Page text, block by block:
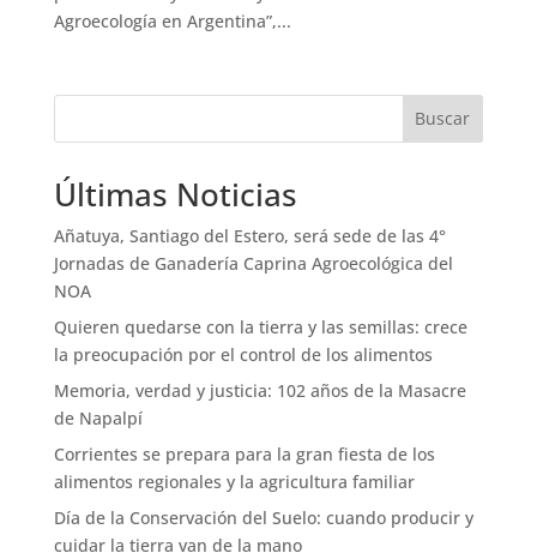
Agroecología en Argentina”,...
Buscar
Últimas Noticias
Añatuya, Santiago del Estero, será sede de las 4°
Jornadas de Ganadería Caprina Agroecológica del
NOA
Quieren quedarse con la tierra y las semillas: crece
la preocupación por el control de los alimentos
Memoria, verdad y justicia: 102 años de la Masacre
de Napalpí
Corrientes se prepara para la gran fiesta de los
alimentos regionales y la agricultura familiar
Día de la Conservación del Suelo: cuando producir y
cuidar la tierra van de la mano